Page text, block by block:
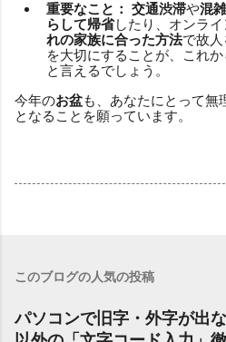
重要なこと： 交通渋滞や混雑
らして帰省したり、オンライ
れの家族に合った方法で故人
を大切にすることが、これ
と言えるでしょう。
今年のお盆も、あなたにとって無
となることを願っています。
このブログの人気の投稿
パソコンで旧字・外字が出